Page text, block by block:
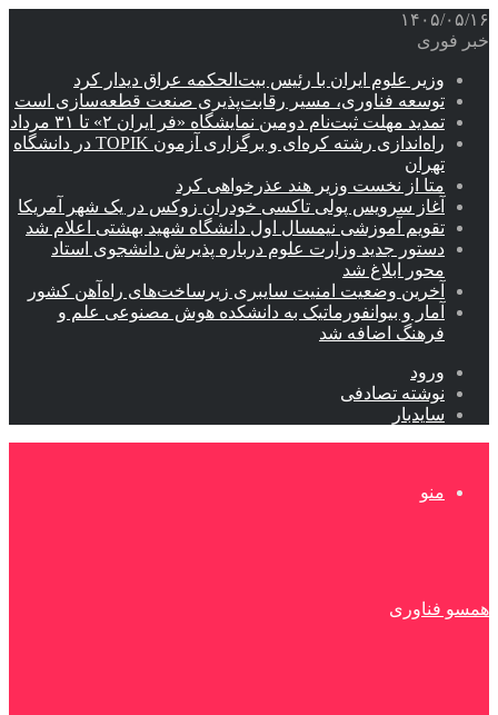
۱۴۰۵/۰۵/۱۶
خبر فوری
وزیر علوم ایران با رئیس بیت‌الحکمه عراق دیدار کرد
توسعه فناوری، مسیر رقابت‌پذیری صنعت قطعه‌سازی است
تمدید مهلت ثبت‌نام دومین نمایشگاه «فر ایران ۲» تا ۳۱ مرداد
راه‌اندازی رشته کره‌ای و برگزاری آزمون TOPIK در دانشگاه
تهران
متا از نخست وزیر هند عذرخواهی کرد
آغاز سرویس پولی تاکسی خودران زوکس در یک شهر آمریکا
تقویم آموزشی نیمسال اول دانشگاه شهید بهشتی اعلام شد
دستور جدید وزارت علوم درباره پذیرش دانشجوی استاد
محور ابلاغ شد
آخرین وضعیت امنیت سایبری زیرساخت‌های راه‌آهن کشور
آمار و بیوانفورماتیک به دانشکده هوش مصنوعی علم و
فرهنگ اضافه شد
ورود
نوشته تصادفی
سایدبار
منو
همسو فناوری